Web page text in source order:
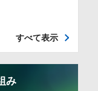
すべて表示
み